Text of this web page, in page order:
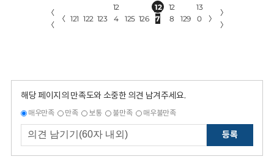
〈
〈
〈 121 122 123
12
4
125 126
12
7
12
8
129
13
0
〉
〉
〉
해당 페이지의 만족도와 소중한 의견 남겨주세요.
매우만족 만족 보통 불만족 매우불만족
등록